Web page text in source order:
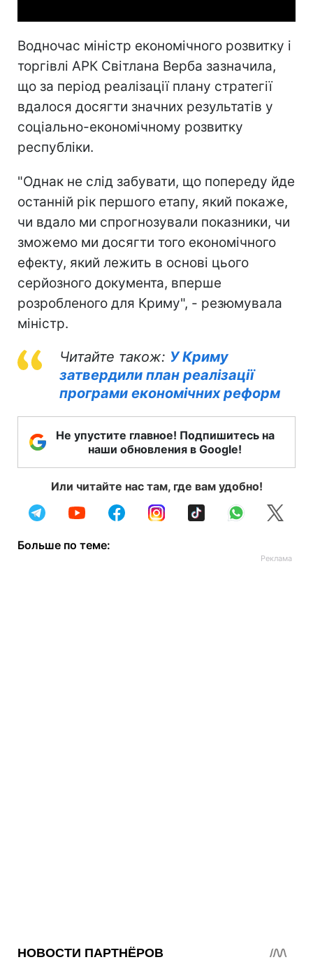
Водночас міністр економічного розвитку і
торгівлі АРК Світлана Верба зазначила,
що за період реалізації плану стратегії
вдалося досягти значних результатів у
соціально-економічному розвитку
республіки.
"Однак не слід забувати, що попереду йде
останній рік першого етапу, який покаже,
чи вдало ми спрогнозували показники, чи
зможемо ми досягти того економічного
ефекту, який лежить в основі цього
серйозного документа, вперше
розробленого для Криму", - резюмувала
міністр.
Читайте також: У Криму
затвердили план реалізації
програми економічних реформ
Не упустите главное! Подпишитесь на
наши обновления в Google!
Или читайте нас там, где вам удобно!
Больше по теме: